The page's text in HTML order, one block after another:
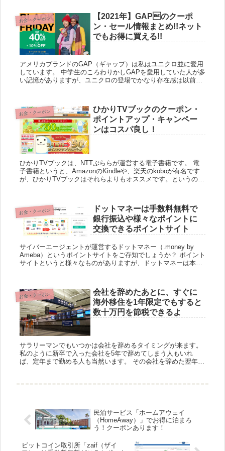
お金・クーポン
【2021年】GAPのクーポ
ン・セール情報まとめ!!ネット
でもお得に買える!!
アメリカブランドのGAP（ギャップ）は私はユニクロ並に愛用
しています。 中学生のころわりかしGAPを愛用していた人が多
い記憶がありますが、ユニクロの登場でかなり存在感は以前に
お金・クーポン
ひかりTVブックのクーポン・
ポイントアップ・キャンペー
ンはコスパ良し！
ひかりTVブックは、NTTぷららが運営する電子書籍です。 電
子書籍というと、AmazonのKindleや、楽天のkoboが有名です
が、ひかりTVブックはそれらよりもオススメです。というのも
お金・クーポン
ドットマネーは手数料無料で
銀行振込や様々なポイントに
交換できるポイントサイト
サイバーエージェントが運営するドットマネー（.money by
Ameba）というポイントサイトをご存知でしょうか？ ポイント
サイトというと様々なものがありますが、ドットマネーは本当
お金・クーポン
会社を辞めたあとに、すぐに
海外移住を1年限定でもすると
数十万円を節税できるよ
サラリーマンでもいつかは会社を辞めるタイミングが来ます。
私のように新卒で入った会社を5年で辞めてしまう人もいれ
ば、定年まで勤める人も当然います。 その会社を辞めた翌年
民泊サービス「ホームアウェイ
（HomeAway）」でお得に泊まろ
う！クーポンあります！
ビットコイン取引所「zaif（ザイ